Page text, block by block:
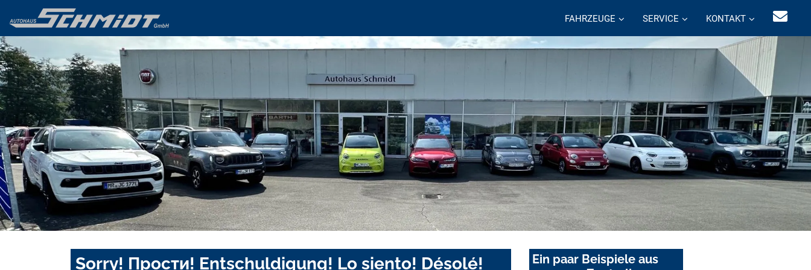
FAHRZEUGE SERVICE KONTAKT
Sorry! Прости! Entschuldigung! Lo siento! Désolé!
Ein paar Beispiele aus